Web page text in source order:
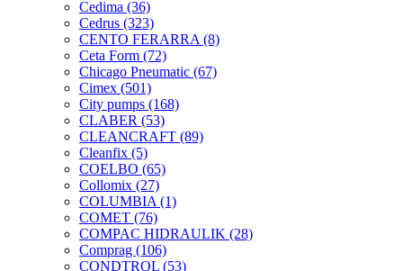
Cedima (36)
Cedrus (323)
CENTO FERARRA (8)
Ceta Form (72)
Chicago Pneumatic (67)
Cimex (501)
City pumps (168)
CLABER (53)
CLEANCRAFT (89)
Cleanfix (5)
COELBO (65)
Collomix (27)
COLUMBIA (1)
COMET (76)
COMPAC HIDRAULIK (28)
Comprag (106)
CONDTROL (53)